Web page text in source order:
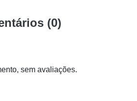
(0)
sem avaliações.